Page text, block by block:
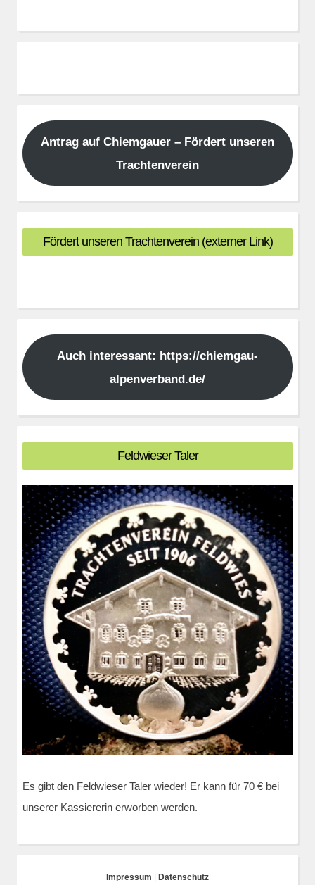
Antrag auf Chiemgauer – Fördert unseren
Trachtenverein
Fördert unseren Trachtenverein (externer Link)
Auch interessant: https://chiemgau-
alpenverband.de/
Feldwieser Taler
Es gibt den Feldwieser Taler wieder! Er kann für 70 € bei
unserer Kassiererin erworben werden.
Impressum | Datenschutz